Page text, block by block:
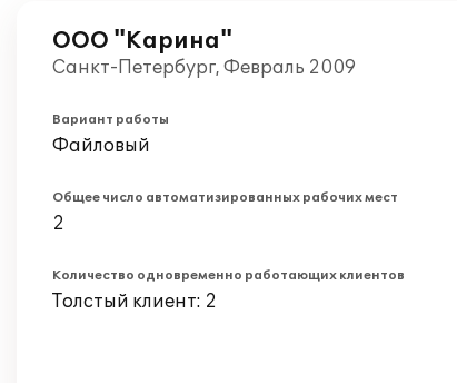
ООО "Карина"
Санкт-Петербург, Февраль 2009
Вариант работы
Файловый
Общее число автоматизированных рабочих мест
2
Количество одновременно работающих клиентов
Толстый клиент: 2